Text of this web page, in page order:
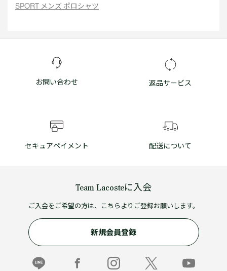
SPORT メンズ ポロシャツ
お問い合わせ 返品サービス
セキュアペイメント 配送について
Team Lacosteに入会
ご入会をご希望の方は、こちらよりご登録お願いします。
新規会員登録